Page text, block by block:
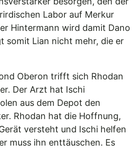
Labor auf Merkur
Hintermann wird damit Dano
somit Lian nicht mehr, die er
Oberon trifft sich Rhodan
Der Arzt hat Ischi
aus dem Depot den
Rhodan hat die Hoffnung,
versteht und Ischi helfen
muss ihn enttäuschen. Es